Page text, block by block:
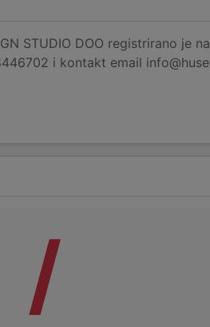
STUDIO DOO registrirano je
i kontakt email
/